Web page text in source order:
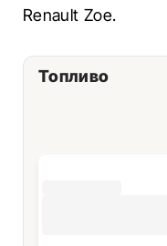
Renault Zoe.
Топливо